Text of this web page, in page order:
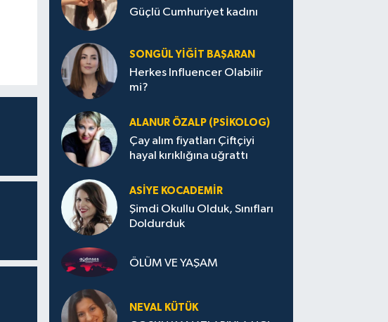
Güçlü Cumhuriyet kadını
SONGÜL YIĞIT BAŞARAN
Herkes Influencer Olabilir
mi?
ALANUR ÖZALP (PSIKOLOG)
Çay alım fiyatları Çiftçiyi
hayal kırıklığına uğrattı
ASIYE KOCADEMİR
Şimdi Okullu Olduk, Sınıfları
Doldurduk
ÖLÜM VE YAŞAM
NEVAL KÜTÜK